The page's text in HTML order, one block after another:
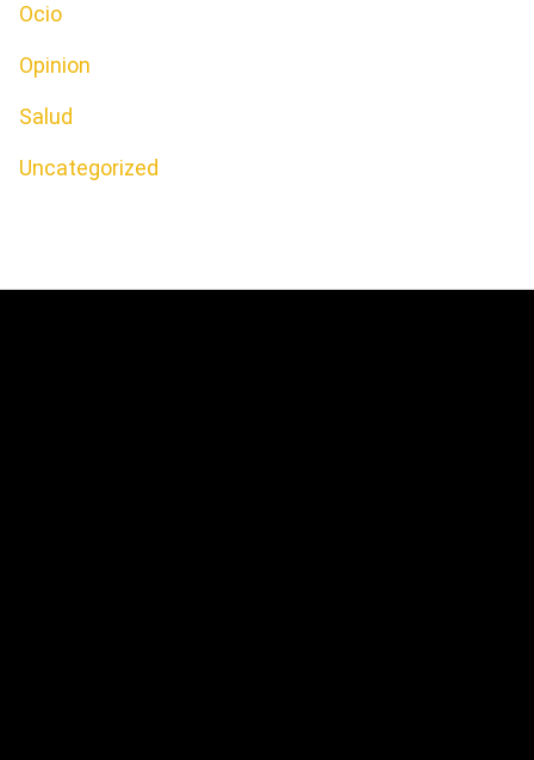
Ocio
Opinion
Salud
Uncategorized